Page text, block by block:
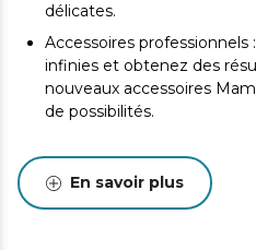
délicates.
Accessoires
infinies et obtenez des
nouveaux accessoires
de possibilités.
En savoir plus